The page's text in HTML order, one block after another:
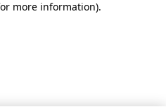
more information).